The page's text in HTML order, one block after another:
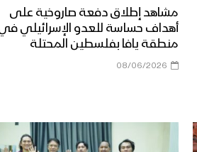
مشاهد إطلاق دفعة صاروخية على
أهداف حساسة للعدو الإسرائيلي
منطقة يافا بفلسطين المحتلة
08/06/2026